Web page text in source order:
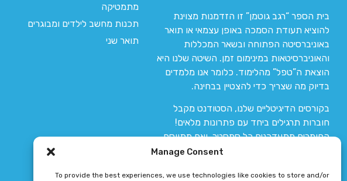
Manage Consent
To provide the best experiences, we use technologies like cookies to store and/or
בית הספר “רגב גוטמן” זו הזדמנות מצוינת
להוציא תעודת הסמכה באופן עצמאי או תואר
באוניברסיטה הפתוחה ובשאר המכללות
והאוניברסיטאות במינימום זמן. השיטה שלנו היא
הוצאת ה”טפל” מהלימוד. כלומר אנו מלמדים
בדיוק מה שצריך כדי להצטיין בבחינה.
בקורסים הדיגיטליים שלנו, הסטודנט מקבל
חוברות תרגילים ביחד עם פתרונות מלאים!
החומרים מתעדכנים כל סמסטר, ואם מתווסף
חומר חדש אז הקורס מתעדכן יחד איתו.
מתמטיקה
תכנות מחשב לילדים ומבוגרים
תואר שני